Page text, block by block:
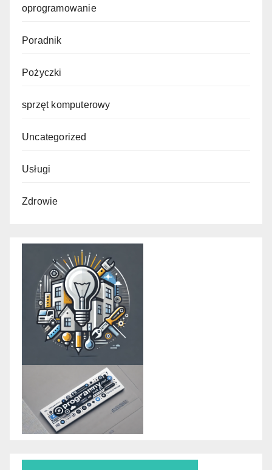
oprogramowanie
Poradnik
Pożyczki
sprzęt komputerowy
Uncategorized
Usługi
Zdrowie